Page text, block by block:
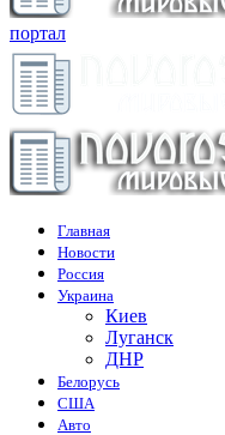
портал
Главная
Новости
Россия
Украина
Киев
Луганск
ДНР
Белорусь
США
Авто